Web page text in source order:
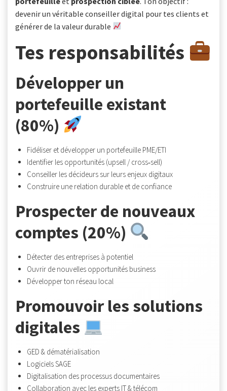
devenir un véritable conseiller digital pour tes clients et
générer de la valeur durable
Tes responsabilités
Développer un
portefeuille existant
(80%)
Fidéliser et développer un portefeuille PME/ETI
Identifier les opportunités (upsell / cross‑sell)
Conseiller les décideurs sur leurs enjeux digitaux
Construire une relation durable et de confiance
Prospecter de nouveaux
comptes (20%)
Détecter des entreprises à potentiel
Ouvrir de nouvelles opportunités business
Développer ton réseau local
Promouvoir les solutions
digitales
GED & dématérialisation
Logiciels SAGE
Digitalisation des processus documentaires
Collaboration avec les experts IT & télécom